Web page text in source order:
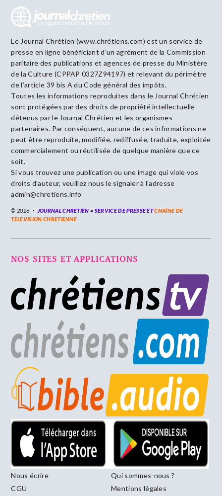
Le Journal Chrétien (www.chrétiens.com) est un service de
presse en ligne bénéficiant d’un agrément de la Commission
paritaire des publications et agences de presse du Ministère
de la Culture (CPPAP 0327Z94197) et relevant du périmètre
de l’article 39 bis A du Code général des impôts.
Toutes les informations reproduites dans le Journal Chrétien
sont protégées par des droits de propriété intellectuelle
détenus par le Journal Chrétien et les organismes
partenaires. Par conséquent, aucune de ces informations ne
peut être reproduite, modifiée, rediffusée, traduite, exploitée
commercialement ou réutilisée de quelque manière que ce
soit.
Si vous trouvez une publication ou une image qui viole vos
droits d’auteur, veuillez nous le signaler à l’adresse
admin@chretiens.info
© 2026 JOURNAL CHRÉTIEN = SERVICE DE PRESSE ETCHAÎNE DE
TELEVISION CHRETIENNE
NOS SITES ET APPLICATIONS
Nous écrire
Qui sommes-nous ?
CGU
Mentions légales